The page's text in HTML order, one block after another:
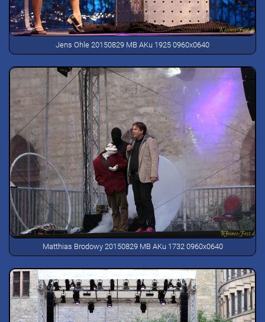
Jens Ohle 20150829 MB AKu 1925 0960x0640
Matthias Brodowy 20150829 MB AKu 1732 0960x0640